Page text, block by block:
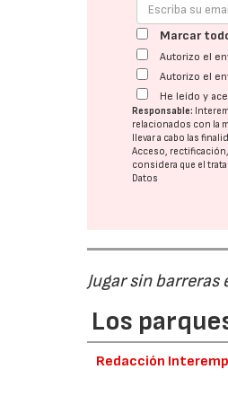
Marcar
Autorizo el
Autorizo el
He leído y
Responsable:
relacionados con la
llevar a cabo las
Acceso,
considera que el
Datos
Jugar sin
Los
Redacción